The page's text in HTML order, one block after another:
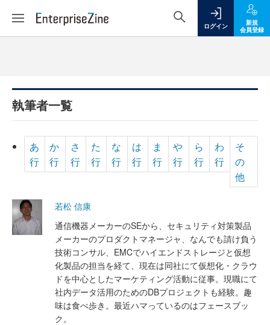
ログイン
新規
会員登録
執筆者一覧
あ
行
か
行
さ
行
た
行
な
行
は
行
ま
行
や
行
ら
行
わ
行
そ
の
他
若松 信康
通信機器メーカーのSEから、セキュリティ対策製品
メーカーのプロダクトマネージャ、なんでも請け負う
技術コンサル、EMCでハイエンドストレージと仮想
化製品の担当を経て、現在は同社にて仮想化・クラウ
ドを中心としたマーケティング活動に従事。現職にて
社内データ活用のためのDBプロジェクトも経験。趣
味は食べ歩き。最近ハマっているのはフェースブッ
ク。